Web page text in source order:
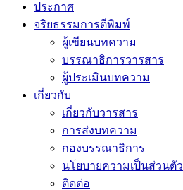
ประกาศ
จริยธรรมการตีพิมพ์
ผู้เขียนบทความ
บรรณาธิการวารสาร
ผู้ประเมินบทความ
เกี่ยวกับ
เกี่ยวกับวารสาร
การส่งบทความ
กองบรรณาธิการ
นโยบายความเป็นส่วนตัว
ติดต่อ